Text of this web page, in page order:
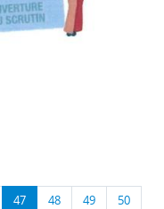
47 48 49 50